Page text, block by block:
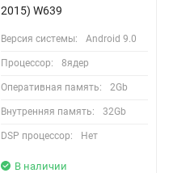
2015) W639
Версия системы: Android 9.0
Процессор: 8ядер
Оперативная память: 2Gb
Внутренняя память: 32Gb
DSP процессор: Нет
В наличии